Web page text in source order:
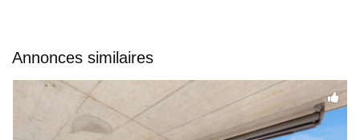
Annonces similaires